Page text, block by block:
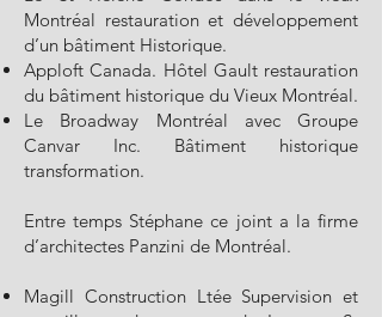
Montréal restauration et développement
d’un bâtiment Historique.
Apploft Canada. Hôtel Gault restauration
du bâtiment historique du Vieux Montréal.
Le Broadway Montréal avec Groupe
Canvar Inc. Bâtiment historique
transformation.
Entre temps Stéphane ce joint a la firme
d’architectes Panzini de Montréal.
Magill Construction Ltée Supervision et